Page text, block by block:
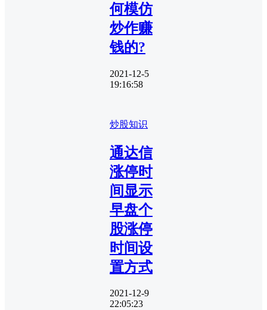
何模仿
炒作赚
钱的?
2021-12-5
19:16:58
炒股知识
通达信
涨停时
间显示
早盘个
股涨停
时间设
置方式
2021-12-9
22:05:23